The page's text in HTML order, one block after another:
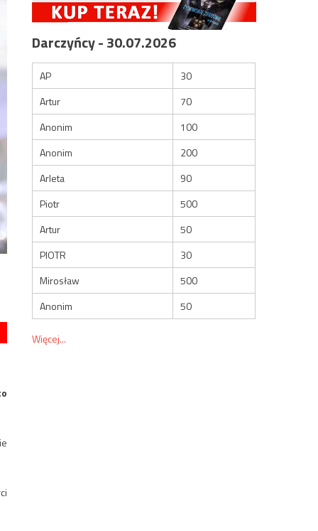
Darczyńcy - 30.07.2026
AP
30
Artur
70
Anonim
100
Anonim
200
Arleta
90
Piotr
500
Artur
50
PIOTR
30
Mirosław
500
Anonim
50
Więcej...